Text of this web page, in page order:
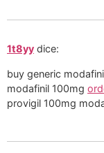
1t8yy dice:
buy generic
modafinil 100mg
provigil 100mg